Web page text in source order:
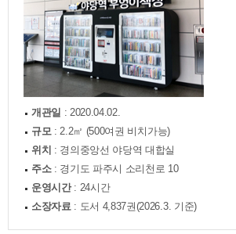
개관일 : 2020.04.02.
규모: 2.2㎡ (500여권 비치가능)
위치 : 경의중앙선 야당역 대합실
주소: 경기도 파주시 소리천로 10
운영시간: 24시간
소장자료: 도서 4,837권(2026.3. 기준)